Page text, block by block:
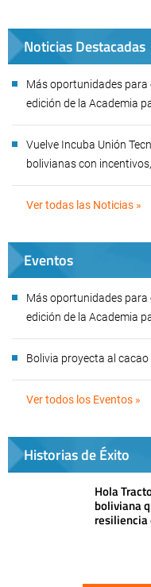
Noticias Destacadas
Más oportunidades para
edición de la Academia
Vuelve Incuba Unión
bolivianas con
Ver todas las Noticias »
Eventos
Más oportunidades para
edición de la Academia
Bolivia proyecta al
Ver todos los Eventos »
Historias de Éxito
Hola
boliviana